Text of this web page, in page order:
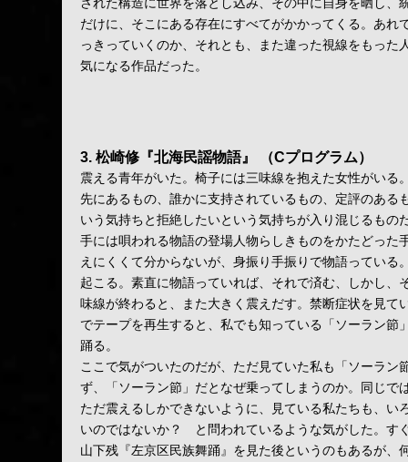
だけに、そこにある存在にすべてがかかってくる。あ
っきっていくのか、それとも、また違った視線をもっ
気になる作品だった。
3. 松崎修『北海民謡物語』 （Cプログラム）
震える青年がいた。椅子には三味線を抱えた女性がい
先にあるもの、誰かに支持されているもの、定評のあ
いう気持ちと拒絶したいという気持ちが入り混じるも
手には唄われる物語の登場人物らしきものをかたどっ
えにくくて分からないが、身振り手振りで物語ってい
起こる。素直に物語っていれば、それで済む、しかし
味線が終わると、また大きく震えだす。禁断症状を見
でテープを再生すると、私でも知っている「ソーラン
踊る。
ここで気がついたのだが、ただ見ていた私も「ソーラ
ず、「ソーラン節」だとなぜ乗ってしまうのか。同じ
ただ震えるしかできないように、見ている私たちも、
いのではないか？ と問われているような気がした。す
山下残『左京区民族舞踊』を見た後というのもあるが